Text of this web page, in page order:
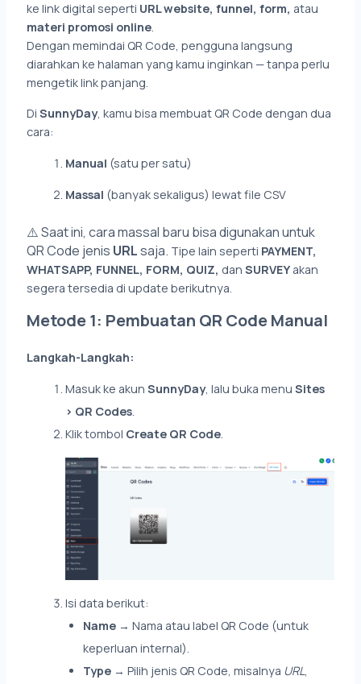
ke link digital seperti URL website, funnel, form, atau
materi promosi online.
Dengan memindai QR Code, pengguna langsung
diarahkan ke halaman yang kamu inginkan — tanpa perlu
mengetik link panjang.
DiSunnyDay, kamu bisa membuat QR Code dengan dua
cara:
Manual (satu per satu)
Massal (banyak sekaligus) lewat file CSV
⚠️ Saat ini, cara massal baru bisa digunakan untuk
QR Code jenis URLsaja. Tipe lain seperti PAYMENT,
WHATSAPP, FUNNEL, FORM, QUIZ, danSURVEY akan
segera tersedia di update berikutnya.
Metode 1: Pembuatan QR Code Manual
Langkah-Langkah:
Masuk ke akunSunnyDay, lalu buka menuSites
> QR Codes.
Klik tombol Create QR Code.
Isi data berikut:
Name→ Nama atau label QR Code (untuk
keperluan internal).
Type→ Pilih jenis QR Code, misalnya URL